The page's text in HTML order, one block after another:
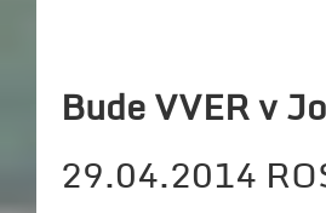
Bude VVER v
29.04.2014